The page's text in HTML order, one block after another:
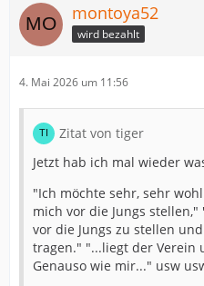
montoya52
wird bezahlt
4. Mai 2026 um 11:56
Zitat von tiger
Jetzt hab ich mal wieder
"Ich möchte sehr, sehr
mich vor die Jungs
vor die Jungs zu stellen
tragen." "...liegt der Verein
Genauso wie mir..." usw